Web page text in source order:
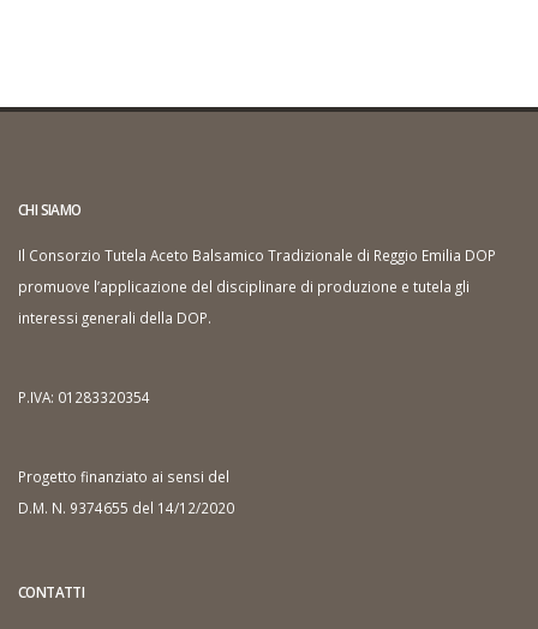
CHI SIAMO
Il Consorzio Tutela Aceto Balsamico Tradizionale di Reggio Emilia DOP
promuove l’applicazione del disciplinare di produzione e tutela gli
interessi generali della DOP.
P.IVA: 01283320354
Progetto finanziato ai sensi del
D.M. N. 9374655 del 14/12/2020
CONTATTI